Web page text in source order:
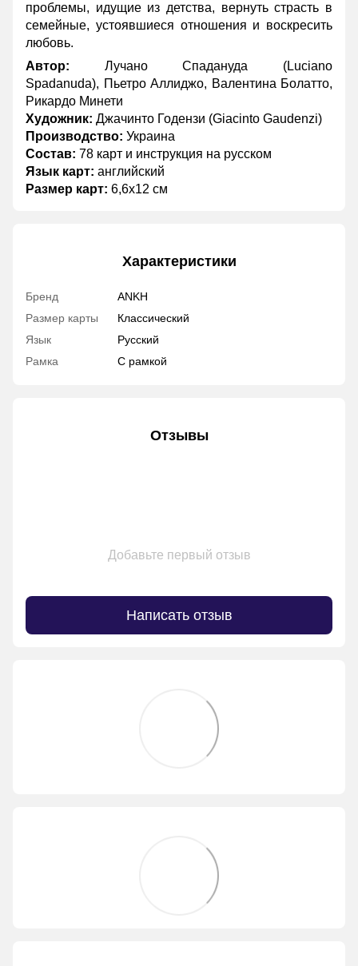
проблемы, идущие из детства, вернуть страсть в
семейные, устоявшиеся отношения и воскресить
любовь.
Автор: Лучано Спадануда (Luciano
Spadanuda), Пьетро Аллиджо, Валентина Болатто,
Рикардо Минети
Художник: Джачинто Годензи (Giacinto Gaudenzi)
Производство: Украина
Состав: 78 карт и инструкция на русском
Язык карт: английский
Размер карт: 6,6х12 см
Характеристики
Бренд
ANKH
Размер карты
Классический
Язык
Русский
Рамка
С рамкой
Отзывы
Добавьте первый отзыв
Написать отзыв